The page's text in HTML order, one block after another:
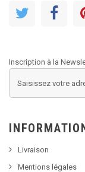
Inscription à la
Livraison
Mentions légales